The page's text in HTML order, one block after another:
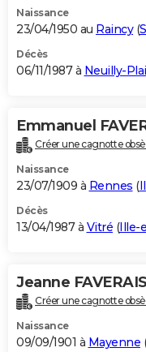
Naissance
23/04/1950 au Raincy(
Décès
06/11/1987 à Neuilly-
Emmanuel
Créer une cagnotte
Naissance
23/07/1909 à Rennes (
Décès
13/04/1987 à Vitré (Ille-
Jeanne FAVERAIS
Créer une cagnotte
Naissance
09/09/1901 à Mayenne (